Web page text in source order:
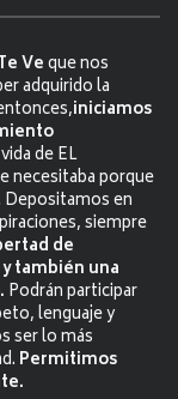
Veque nos
adquirido la
iniciamos
de EL
necesitaba porque
en
siempre
de
también una
Podrán participar
lenguaje y
ser lo más
Permitimos